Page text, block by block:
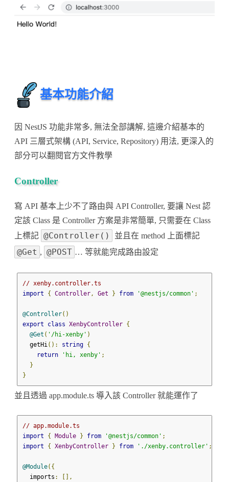
基本功能介紹
因 NestJS 功能非常多, 無法全部講解, 這邊介紹基本的
API 三層式架構 (API, Service, Repository) 用法, 更深入的
部分可以翻閱官方文件教學
Controller
寫 API 基本上少不了路由與 API Controller, 要讓 Nest 認
定該 Class 是 Controller 方案是非常簡單, 只需要在 Class
上標記 @Controller() 並且在 method 上面標記
@Get , @POST … 等就能完成路由設定
// xenby.controller.ts
import
{ Controller , Get } from '@nestjs/common' ;
@Controller()
export
class XenbyController {
@Get ( '/hi-xenby' )
  getHi
(): string {
return
'hi, xenby' ;
}
}
並且透過 app.module.ts 導入該 Controller 就能運作了
// app.module.ts
import
{ Module } from '@nestjs/common' ;
import
{ XenbyController } from './xenby.controller' ;
@Module({
  imports
:
[],